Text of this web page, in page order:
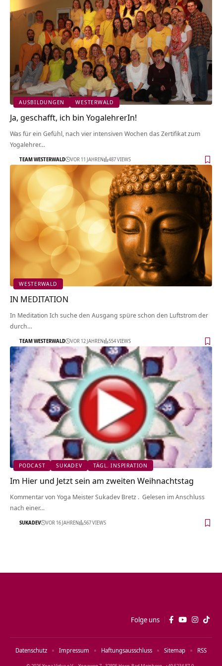
AUSBILDUNGEN WESTERWALD
Ja, geschafft, ich bin YogalehrerIn!
Was für ein Gefühl, nach vier intensiven Wochen das Zertifikat zum
Yogalehrer…
TEAM WESTERWALD VOR 11 JAHREN 487 VIEWS
WESTERWALD
IN MEDITATION
In Meditation Ich suche den Ausgang spüre schon den Luftstrom der
durch…
TEAM WESTERWALD VOR 12 JAHREN 554 VIEWS
PODCAST SUKADEV TÄGL. INSPIRATION
Im Hier und Jetzt sein am zweiten Weihnachtstag
Kommentar von Yoga Meister Sukadev Bretz . Gelesen im Anschluss
nach einer…
SUKADEV VOR 16 JAHREN 567 VIEWS
Folge uns
Datenschutz Impressum Haftungsausschluss Sitemap RSS